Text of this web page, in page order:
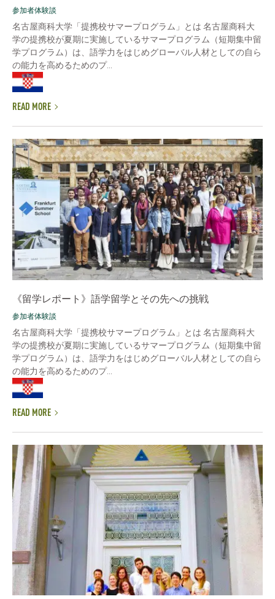
参加者体験談
名古屋商科大学「提携校サマープログラム」とは 名古屋商科大
学の提携校が夏期に実施しているサマープログラム（短期集中留
学プログラム）は、語学力をはじめグローバル人材としての自ら
の能力を高めるためのプ...
READ MORE
《留学レポート》語学留学とその先への挑戦
参加者体験談
名古屋商科大学「提携校サマープログラム」とは 名古屋商科大
学の提携校が夏期に実施しているサマープログラム（短期集中留
学プログラム）は、語学力をはじめグローバル人材としての自ら
の能力を高めるためのプ...
READ MORE